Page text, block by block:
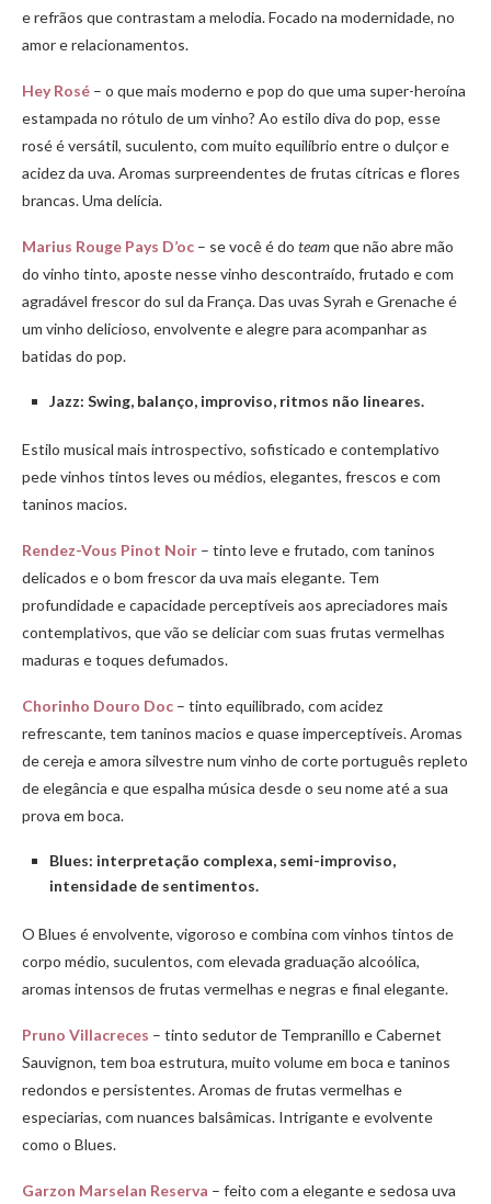
e refrãos que contrastam a melodia. Focado na modernidade, no
amor e relacionamentos.
Hey Rosé – o que mais moderno e pop do que uma super-heroína
estampada no rótulo de um vinho? Ao estilo diva do pop, esse
rosé é versátil, suculento, com muito equilíbrio entre o dulçor e
acidez da uva. Aromas surpreendentes de frutas cítricas e flores
brancas. Uma delícia.
Marius Rouge Pays D’oc – se você é do teamque não abre mão
do vinho tinto, aposte nesse vinho descontraído, frutado e com
agradável frescor do sul da França. Das uvas Syrah e Grenache é
um vinho delicioso, envolvente e alegre para acompanhar as
batidas do pop.
Jazz: Swing, balanço, improviso, ritmos não lineares.
Estilo musical mais introspectivo, sofisticado e contemplativo
pede vinhos tintos leves ou médios, elegantes, frescos e com
taninos macios.
Rendez-Vous Pinot Noir – tinto leve e frutado, com taninos
delicados e o bom frescor da uva mais elegante. Tem
profundidade e capacidade perceptíveis aos apreciadores mais
contemplativos, que vão se deliciar com suas frutas vermelhas
maduras e toques defumados.
Chorinho Douro Doc – tinto equilibrado, com acidez
refrescante, tem taninos macios e quase imperceptíveis. Aromas
de cereja e amora silvestre num vinho de corte português repleto
de elegância e que espalha música desde o seu nome até a sua
prova em boca.
Blues: interpretação complexa, semi-improviso,
intensidade de sentimentos.
O Blues é envolvente, vigoroso e combina com vinhos tintos de
corpo médio, suculentos, com elevada graduação alcoólica,
aromas intensos de frutas vermelhas e negras e final elegante.
Pruno Villacreces – tinto sedutor de Tempranillo e Cabernet
Sauvignon, tem boa estrutura, muito volume em boca e taninos
redondos e persistentes. Aromas de frutas vermelhas e
especiarias, com nuances balsâmicas. Intrigante e evolvente
como o Blues.
Garzon Marselan Reserva – feito com a elegante e sedosa uva